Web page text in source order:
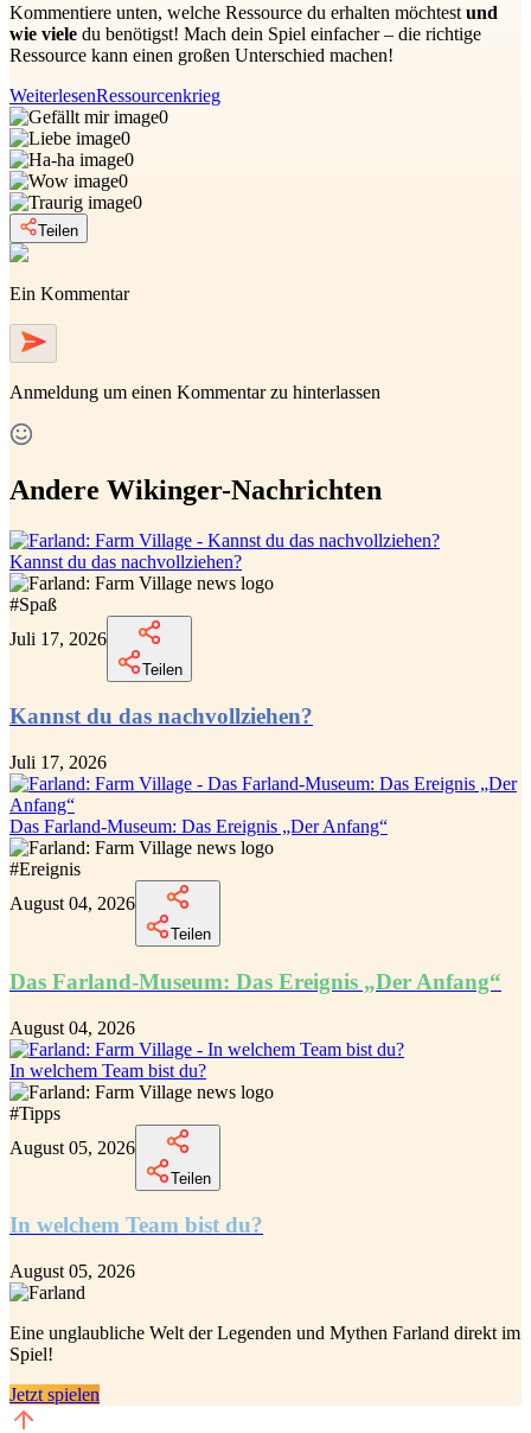
Kommentiere unten, welche Ressource du erhalten möchtest und
wie viele du benötigst! Mach dein Spiel einfacher – die richtige
Ressource kann einen großen Unterschied machen!
WeiterlesenRessourcenkrieg
0
0
0
0
0
Teilen
Ein Kommentar
Anmeldung um einen Kommentar zu hinterlassen
Andere Wikinger-Nachrichten
Kannst du das nachvollziehen?
#Spaß
Juli 17, 2026
Teilen
Kannst du das nachvollziehen?
Juli 17, 2026
Das Farland-Museum: Das Ereignis „Der Anfang“
#Ereignis
August 04, 2026
Teilen
Das Farland-Museum: Das Ereignis „Der Anfang“
August 04, 2026
In welchem Team bist du?
#Tipps
August 05, 2026
Teilen
In welchem Team bist du?
August 05, 2026
Eine unglaubliche Welt der Legenden und Mythen Farland direkt im
Spiel!
Jetzt spielen